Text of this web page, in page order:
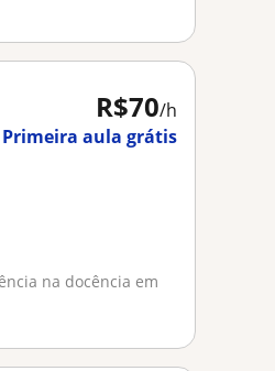
R$70/h
Primeira aula grátis
na docência em